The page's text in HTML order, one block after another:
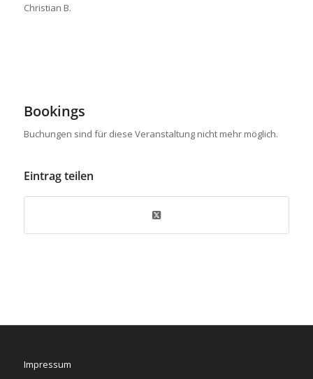
Christian B.
Bookings
Buchungen sind für diese Veranstaltung nicht mehr möglich.
Eintrag teilen
Impressum